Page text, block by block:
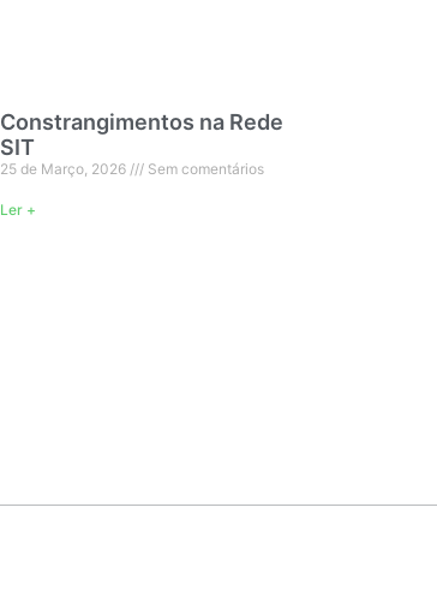
Constrangimentos na Rede
SIT
25 de Março, 2026 Sem comentários
Ler +